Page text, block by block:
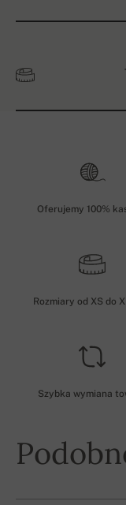
Oferujemy 100%
Rozmiary od XS do
Szybka wymiana